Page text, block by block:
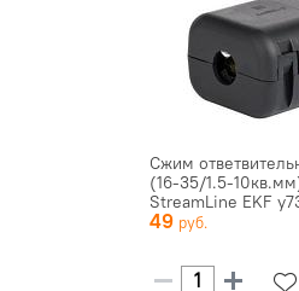
Сжим
(16-35/1.5-
StreamLine EKF
49